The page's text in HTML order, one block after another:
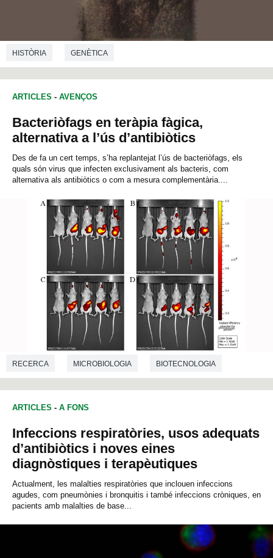
HISTÒRIA GENÈTICA
ARTICLES - AVENÇOS
Bacteriòfags en teràpia fàgica,
alternativa a l’ús d’antibiòtics
Des de fa un cert temps, s’ha replantejat l’ús de bacteriòfags, els
quals són virus que infecten exclusivament als bacteris, com
alternativa als antibiòtics o com a mesura complementària....
RECERCA MICROBIOLOGIA BIOTECNOLOGIA
BIOQUÍMICA
ARTICLES - A FONS
Infeccions respiratòries, usos adequats
d’antibiòtics i noves eines
diagnòstiques i terapèutiques
Actualment, les malalties respiratòries que inclouen infeccions
agudes, com pneumònies i bronquitis i també infeccions cròniques, en
pacients amb malalties de base...